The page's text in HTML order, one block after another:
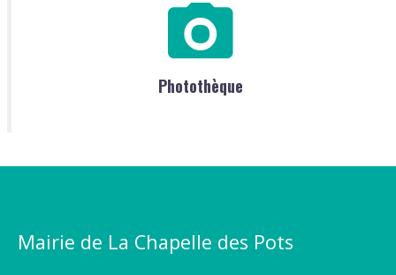
Photothèque
Mairie de La Chapelle des Pots